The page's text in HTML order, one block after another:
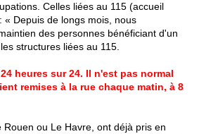
Celles liées au 115 (accueil
Depuis de longs mois, nous
des personnes bénéficiant d'un
structures liées au 115.
heures sur 24. Il n'est pas normal
remises à la rue chaque matin, à 8
Rouen ou Le Havre, ont déjà pris en